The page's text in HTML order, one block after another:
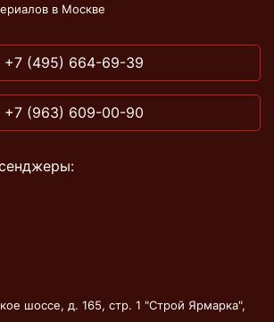
в Москве
+7 (495) 664-69-39
+7 (963) 609-00-90
шоссе, д. 165, стр. 1 "Строй Ярмарка",